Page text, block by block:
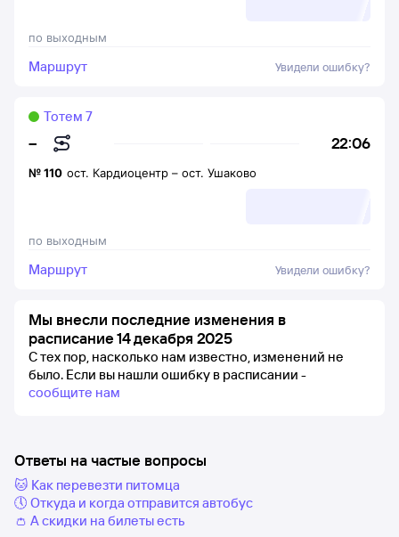
по выходным
Маршрут Увидели ошибку?
– 22:06
Тотем 7
по выходным
№110 ост. Кардиоцентр – ост. Ушаково
Маршрут Увидели ошибку?
Мы внесли последние изменения в
расписание 14 декабря 2025
С тех пор, насколько нам известно, изменений не
было. Если вы нашли ошибку в расписании -
сообщите нам
Ответы на частые вопросы
🐱 Как перевезти питомца
🕔 Откуда и когда отправится автобус
👛 А скидки на билеты есть